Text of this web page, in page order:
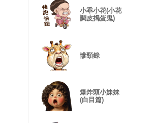
小乖小花(小花
調皮搗蛋鬼)
慘頸錄
爆炸頭小妹妹
(白目篇)